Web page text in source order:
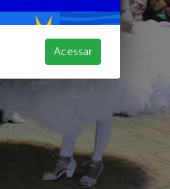
Acessar